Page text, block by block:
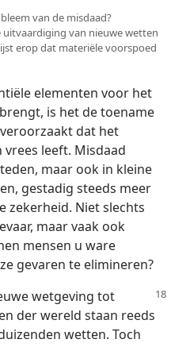
van de misdaad?
van nieuwe wetten
erop dat materiële voorspoed
elementen voor het
is het de toename
dat het
leeft. Misdaad
maar ook in kleine
gestadig steeds meer
zekerheid. Niet slechts
maar vaak ook
mensen u ware
gevaren te elimineren?
wetgeving tot
der wereld staan reeds
wetten. Toch